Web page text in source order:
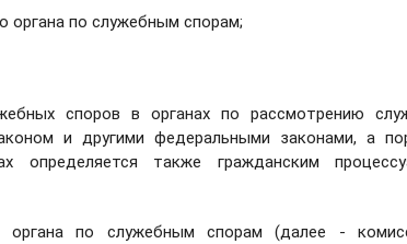
органа по служебным спорам;
споров в органах по рассмотрению
и другими федеральными законами, а
также гражданским
органа по служебным спорам (далее -